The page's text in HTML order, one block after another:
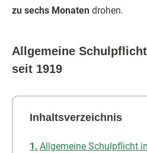
zu sechs Monaten drohen.
Allgemeine
seit 1919
Inhaltsverzeichnis
Allgemeine Schulpflicht